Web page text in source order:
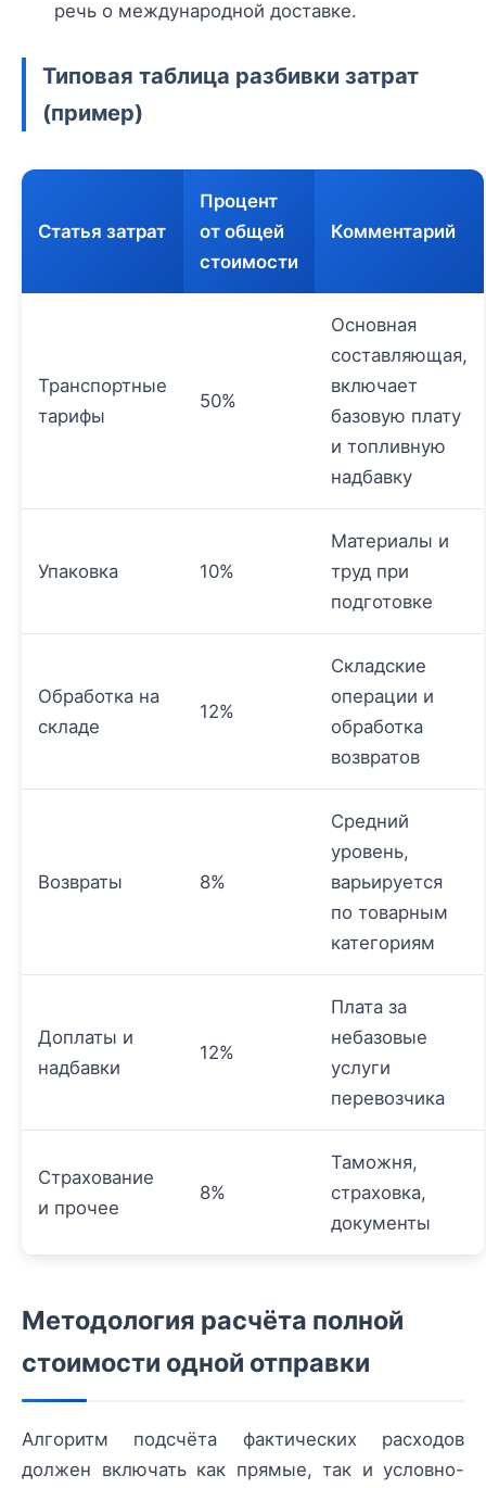
речь о международной доставке.
Типовая таблица разбивки затрат
(пример)
Статья затрат
Процент
от общей
стоимости
Комментарий
Транспортные
тарифы
50%
Основная
составляющая,
включает
базовую плату
и топливную
надбавку
Упаковка 10%
Материалы и
труд при
подготовке
Обработка на
складе
12%
Складские
операции и
обработка
возвратов
Возвраты 8%
Средний
уровень,
варьируется
по товарным
категориям
Доплаты и
надбавки
12%
Плата за
небазовые
услуги
перевозчика
Страхование
и прочее
8%
Таможня,
страховка,
документы
Методология расчёта полной
стоимости одной отправки
Алгоритм подсчёта фактических расходов
должен включать как прямые, так и условно-